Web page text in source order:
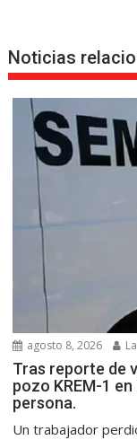
Noticias
agosto 8, 2026
Tras reporte de
pozo KREM-1
persona.
Un trabajador